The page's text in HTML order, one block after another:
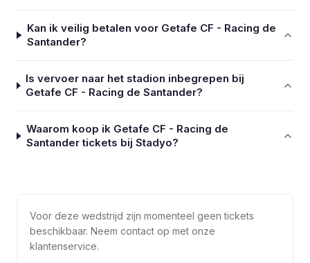
Kan ik veilig betalen voor Getafe CF - Racing de
Santander?
Is vervoer naar het stadion inbegrepen bij
Getafe CF - Racing de Santander?
Waarom koop ik Getafe CF - Racing de
Santander tickets bij Stadyo?
Voor deze wedstrijd zijn momenteel geen tickets
beschikbaar. Neem contact op met onze
klantenservice.